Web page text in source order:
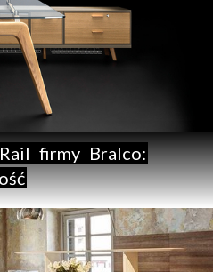
Rail firmy Bralco: